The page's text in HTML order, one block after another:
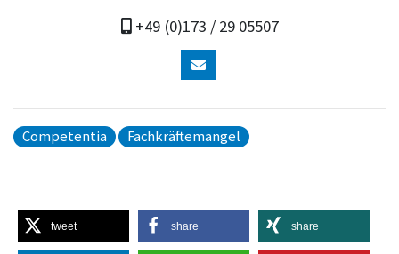
+49 (0)173 / 29 05507
Competentia Fachkräftemangel
tweet share share